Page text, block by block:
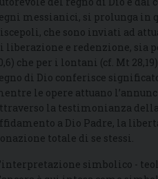
messianici, si prolunga in
che sono inviati ad
liberazione e redenzione, sia
che per i lontani (cf. Mt
di Dio conferisce
le opere attuano
la testimonianza
a Dio Padre, la
totale di se stessi.
simbolico -